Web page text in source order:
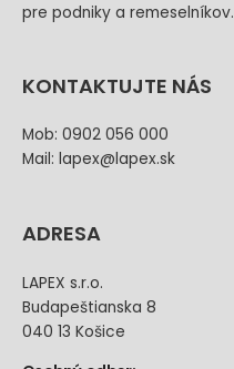
pre podniky a remeselníkov.
KONTAKTUJTE NÁS
Mob: 0902 056 000
Mail: lapex@lapex.sk
ADRESA
LAPEX s.r.o.
Budapeštianska 8
040 13 Košice